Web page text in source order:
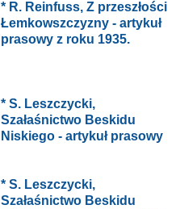
* R. Reinfuss, Z przeszłości
Łemkowszczyzny - artykuł
prasowy z roku 1935.
* S. Leszczycki,
Szałaśnictwo Beskidu
Niskiego - artykuł prasowy
* S. Leszczycki,
Szałaśnictwo Beskidu